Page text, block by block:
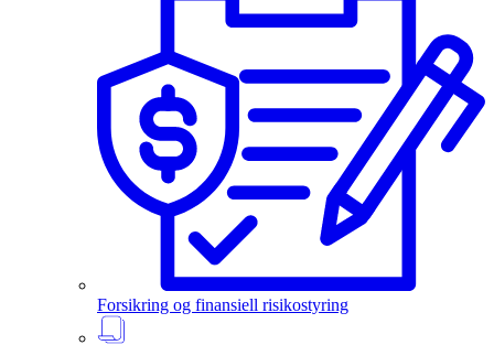
Forsikring og finansiell risikostyring